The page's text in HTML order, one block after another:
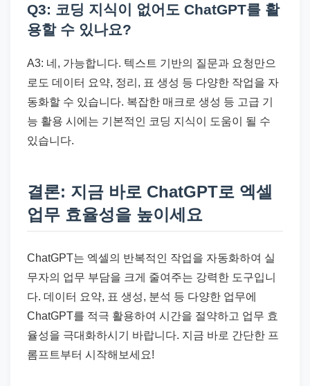
Q3: 코딩 지식이 없어도 ChatGPT를 활
용할 수 있나요?
A3: 네, 가능합니다. 텍스트 기반의 질문과 요청만으
로도 데이터 요약, 정리, 표 생성 등 다양한 작업을 자
동화할 수 있습니다. 복잡한 매크로 생성 등 고급 기
능 활용 시에는 기본적인 코딩 지식이 도움이 될 수
있습니다.
결론: 지금 바로 ChatGPT로 엑셀
업무 효율성을 높이세요
ChatGPT는 엑셀의 반복적인 작업을 자동화하여 실
무자의 업무 부담을 크게 줄여주는 강력한 도구입니
다. 데이터 요약, 표 생성, 분석 등 다양한 업무에
ChatGPT를 적극 활용하여 시간을 절약하고 업무 효
율성을 극대화하시기 바랍니다. 지금 바로 간단한 프
롬프트부터 시작해보세요!